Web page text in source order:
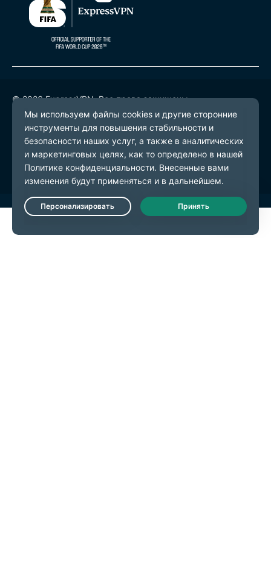
© 2026 ExpressVPN. Все права защищены.
Политика конфиденциальности
Условия предоставления услуг
Настройки файлов cookie
Live Chat